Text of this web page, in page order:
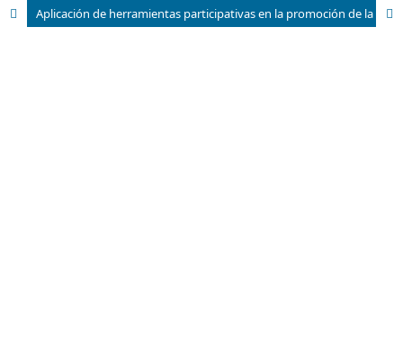
Aplicación de herramientas participativas en la promoción de la salud en atención primaria